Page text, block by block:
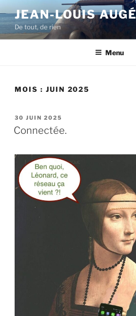
au
contenu
principal
JEAN-LOUIS AUGÉ
De tout, de rien
Menu
MOIS : JUIN 2025
PUBLIÉ
LE
30 JUIN 2025
Connectée.